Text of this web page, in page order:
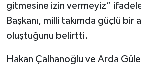
gitmesine izin vermeyiz”
Başkanı, milli takımda güçlü bir
oluştuğunu belirtti.
Hakan Çalhanoğlu ve Arda